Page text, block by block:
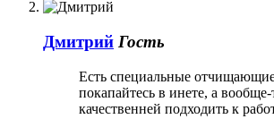
Дмитрий Гость
Есть специальные
покапайтесь в инете, а
качественней подходить к